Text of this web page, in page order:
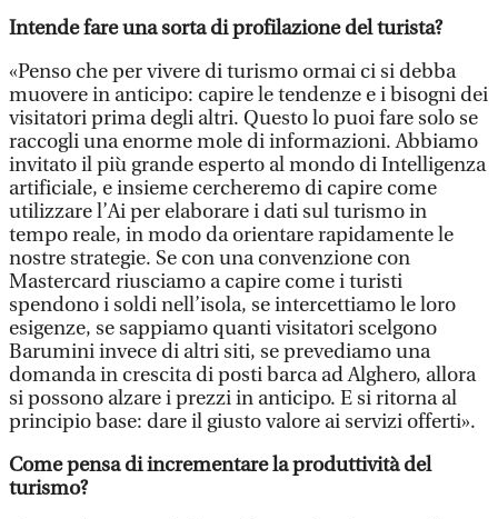
Intende fare una sorta di profilazione del turista?
«Penso che per vivere di turismo ormai ci si debba
muovere in anticipo: capire le tendenze e i bisogni dei
visitatori prima degli altri. Questo lo puoi fare solo se
raccogli una enorme mole di informazioni. Abbiamo
invitato il più grande esperto al mondo di Intelligenza
artificiale, e insieme cercheremo di capire come
utilizzare l’Ai per elaborare i dati sul turismo in
tempo reale, in modo da orientare rapidamente le
nostre strategie. Se con una convenzione con
Mastercard riusciamo a capire come i turisti
spendono i soldi nell’isola, se intercettiamo le loro
esigenze, se sappiamo quanti visitatori scelgono
Barumini invece di altri siti, se prevediamo una
domanda in crescita di posti barca ad Alghero, allora
si possono alzare i prezzi in anticipo. E si ritorna al
principio base: dare il giusto valore ai servizi offerti».
Come pensa di incrementare la produttività del
turismo?